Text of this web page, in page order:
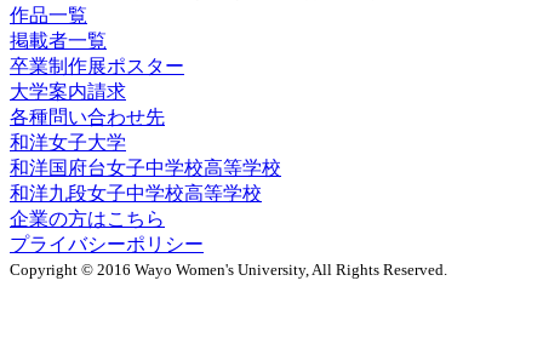
作品一覧
掲載者一覧
卒業制作展ポスター
大学案内請求
各種問い合わせ先
和洋女子大学
和洋国府台女子中学校高等学校
和洋九段女子中学校高等学校
企業の方はこちら
プライバシーポリシー
Copyright © 2016 Wayo Women's University, All Rights Reserved.